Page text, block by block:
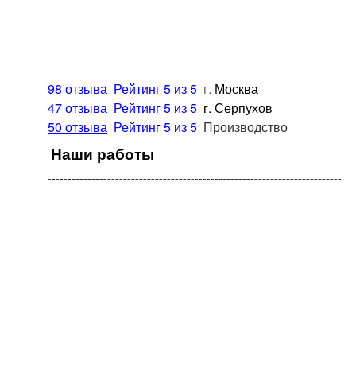
98 отзыва Рейтинг 5 из 5 г. Москва
47 отзыва Рейтинг 5 из 5 г. Серпухов
50 отзыва Рейтинг 5 из 5 Производство
Наши работы
¯¯¯¯¯¯¯¯¯¯¯¯¯¯¯¯¯¯¯¯¯¯¯¯¯¯¯¯¯¯¯¯¯¯¯¯¯¯¯¯¯¯¯¯¯¯¯¯¯¯¯¯¯¯¯¯¯¯¯¯¯¯¯¯¯¯¯¯¯¯¯¯¯¯